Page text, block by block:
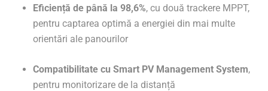
Eficiență de până la 98,6%, cu două trackere MPPT,
pentru captarea optimă a energiei din mai multe
orientări ale panourilor
Compatibilitate cu Smart PV Management System,
pentru monitorizare de la distanță